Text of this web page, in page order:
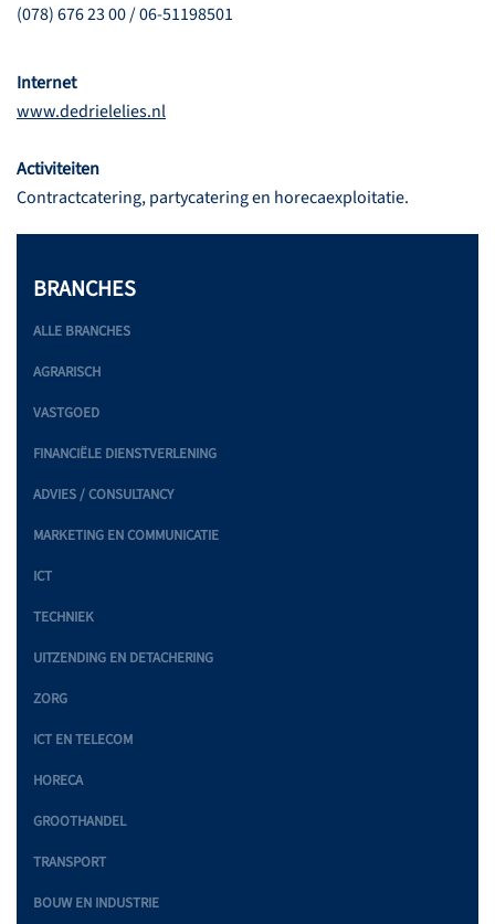
(078) 676 23 00 / 06-51198501
Internet
www.dedrielelies.nl
Activiteiten
Contractcatering, partycatering en horecaexploitatie.
BRANCHES
ALLE BRANCHES
AGRARISCH
VASTGOED
FINANCIËLE DIENSTVERLENING
ADVIES / CONSULTANCY
MARKETING EN COMMUNICATIE
ICT
TECHNIEK
UITZENDING EN DETACHERING
ZORG
ICT EN TELECOM
HORECA
GROOTHANDEL
TRANSPORT
BOUW EN INDUSTRIE